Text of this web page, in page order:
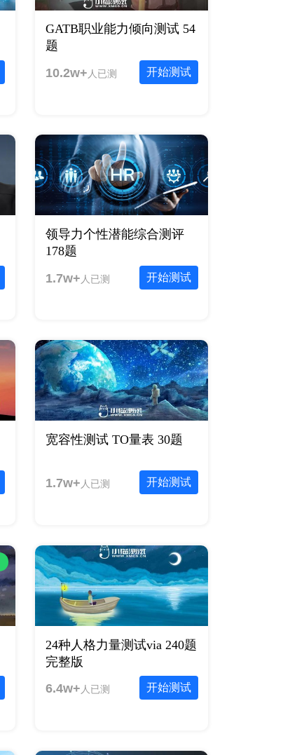
GATB职业能力倾向测试 54
题
开始测试
10.2w+ 人已测
领导力个性潜能综合测评
178题
开始测试
1.7w+ 人已测
宽容性测试 TO量表 30题
开始测试
1.7w+ 人已测
24种人格力量测试via 240题
完整版
开始测试
6.4w+ 人已测